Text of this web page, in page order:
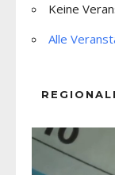
Keine
Alle